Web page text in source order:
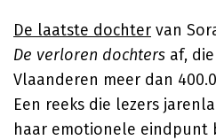
De laatste dochter van
De verloren dochters af,
Vlaanderen meer dan
Een reeks die lezers
haar emotionele eindpunt